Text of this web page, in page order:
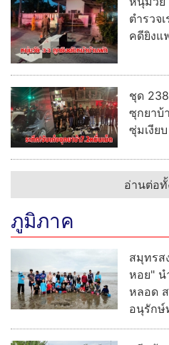
กฎหมายต้องศักดิ์สิทธิ์” พร้อมต
เร่งทลายทั้งขบวนการ
อ่านต่อทั้งห
อาชญากรรม
"ผบช.ภ
โรงเรี
ผบก.นน
พ้นวิกฤ
หนุ่มวัย
ตำรวจ
คดียิงแ
ชุด